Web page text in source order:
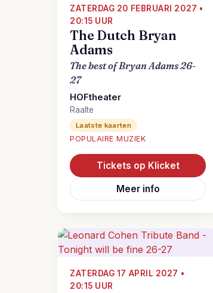
ZATERDAG 20 FEBRUARI 2027 •
20:15 UUR
The Dutch Bryan
Adams
The best of Bryan Adams 26-
27
HOFtheater
Raalte
Laatste kaarten
POPULAIRE MUZIEK
Tickets op Klicket
Meer info
ZATERDAG 17 APRIL 2027 •
20:15 UUR